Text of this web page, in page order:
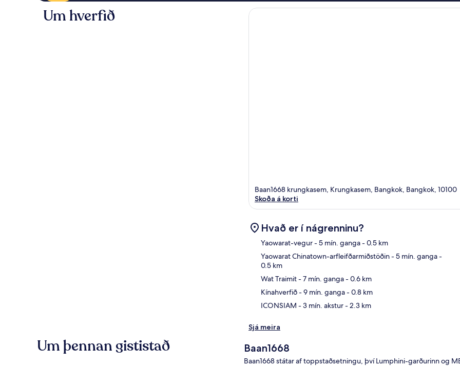
Um hverfið
Baan1668 krungkasem, Krungkasem, Bangkok, Bangkok, 10100
Skoða á korti
Hvað er í nágrenninu?
Yaowarat-vegur- 5 mín. ganga- 0.5 km
Yaowarat Chinatown-arfleifðarmiðstöðin- 5 mín. ganga-
0.5 km
Wat Traimit- 7 mín. ganga- 0.6 km
Kínahverfið- 9 mín. ganga- 0.8 km
ICONSIAM - 3 mín. akstur- 2.3 km
Sjá meira
Um þennan gististað Baan1668
Baan1668 státar af toppstaðsetningu, því Lumphini-garðurinn og